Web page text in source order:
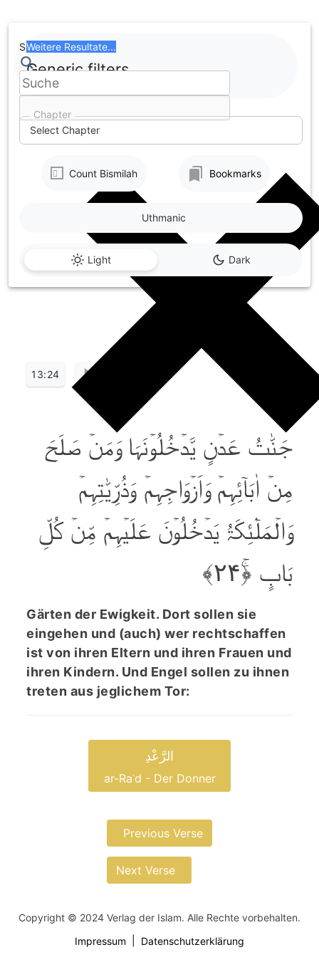
to
content
Chapter
Select Chapter
Search
Weitere Resultate...
Generic filters
Count Bismilah Bookmarks
Light Dark
Uthmanic
13:24
جَنّٰتُ عَدۡنٍ یَّدۡخُلُوۡنَہَا وَمَنۡ صَلَحَ
مِنۡ اٰبَآئِہِمۡ وَاَزۡوَاجِہِمۡ وَذُرِّیّٰتِہِمۡ
وَالۡمَلٰٓئِکَۃُ یَدۡخُلُوۡنَ عَلَیۡہِمۡ مِّنۡ کُلِّ
بَابٍ ﴿ۚ۲۴﴾
Gärten der Ewigkeit. Dort sollen sie
eingehen und (auch) wer rechtschaffen
ist von ihren Eltern und ihren Frauen und
ihren Kindern. Und Engel sollen zu ihnen
treten aus jeglichem Tor:
الرَّعْدِ
ar-Raʿd - Der Donner
Previous Verse
Next Verse
Copyright © 2024 Verlag der Islam. Alle Rechte vorbehalten.
Impressum
Datenschutzerklärung